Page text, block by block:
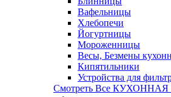
Вафельницы
Хлебопечи
Йогуртницы
Мороженницы
Весы, Безмены
Кипятильники
Устройства для
Смотреть Все